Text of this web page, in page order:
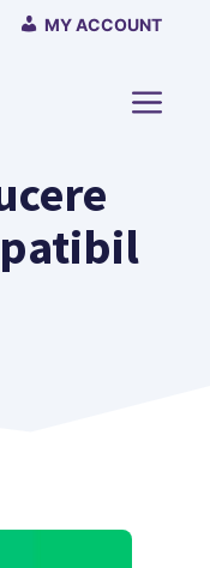
MY ACCOUNT